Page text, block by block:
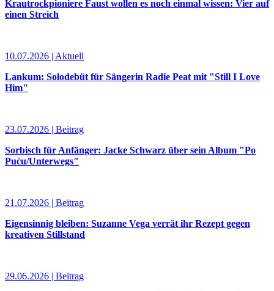
Krautrockpioniere Faust wollen es noch einmal wissen: Vier auf
einen Streich
10.07.2026 | Aktuell
Lankum: Solodebüt für Sängerin Radie Peat mit "Still I Love
Him"
23.07.2026 | Beitrag
Sorbisch für Anfänger: Jacke Schwarz über sein Album "Po
Puću/Unterwegs"
21.07.2026 | Beitrag
Eigensinnig bleiben: Suzanne Vega verrät ihr Rezept gegen
kreativen Stillstand
29.06.2026 | Beitrag